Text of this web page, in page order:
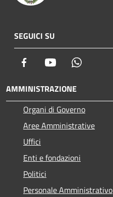
SEGUICI SU
Facebook Youtube
AMMINISTRAZIONE
Organi di Governo
Aree Amministrative
Uffici
Enti e fondazioni
Politici
Personale Amministrativo